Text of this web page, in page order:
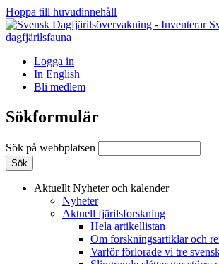
Hoppa till huvudinnehåll
Logga in
In English
Bli medlem
Sökformulär
Sök på webbplatsen
Aktuellt Nyheter och kalender
Nyheter
Aktuell fjärilsforskning
Hela artikellistan
Om forskningsartiklar och
Varför förlorade vi tre